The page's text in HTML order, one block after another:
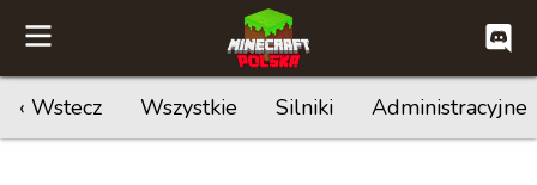
‹ Wstecz Wszystkie Silniki Administracyjne